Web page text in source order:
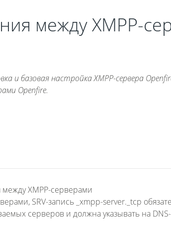
между XMPP-
и базовая настройка XMPP-сервера
Openfire.
между XMPP-серверами
SRV-запись _xmpp-server._tcp
серверов и должна указывать на